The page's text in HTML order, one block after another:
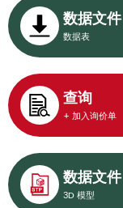
数据文件
数据表
查询
+ 加入询价单
数据文件
3D 模型